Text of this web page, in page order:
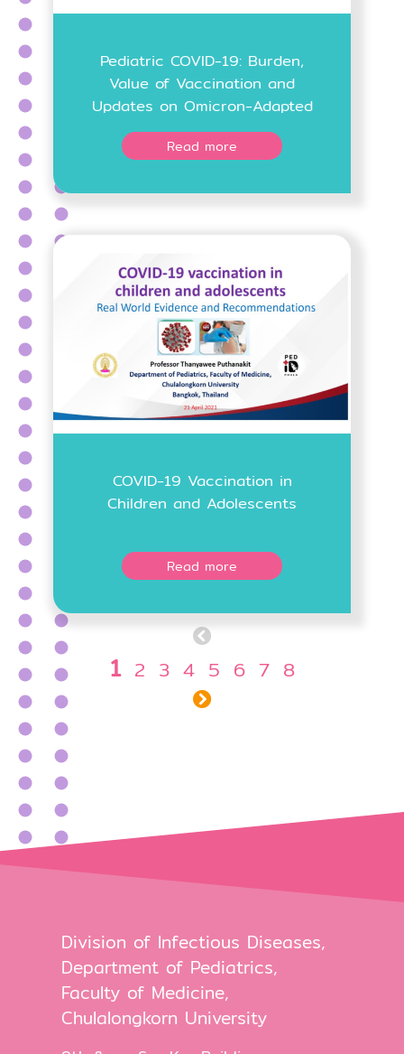
Pediatric COVID-19: Burden,
Value of Vaccination and
Updates on Omicron-Adapted
mRNA COVID-19 Vaccine
Read more
COVID-19 Vaccination in
Children and Adolescents
Read more
1 2 3 4 5 6 7 8
Division of Infectious Diseases,
Department of Pediatrics,
Faculty of Medicine,
Chulalongkorn University